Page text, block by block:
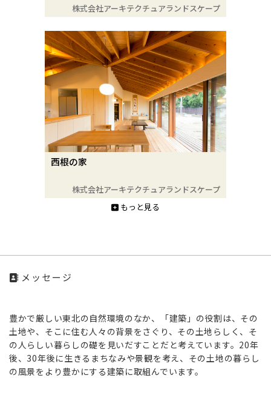
株式会社アーキテクチュアランドスケープ
西根の家
株式会社アーキテクチュアランドスケープ
もっと見る
メッセージ
豊かで厳しい東北の自然環境のなか、「建築」の役割は、その
土地や、そこに住む人々の背景をさぐり、その土地らしく、そ
の人らしい暮らしの礎を見いだすことだと考えています。20年
後、30年後に生きるまちなみや景観を考え、その土地の暮らし
の風景をより豊かにする建築に取組んでいます。